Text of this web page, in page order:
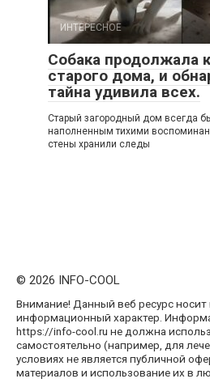
ИНТЕРЕСНОЕ
Собака продолжала
старого дома, и
тайна удивила всех.
Старый загородный дом всегда
наполненным тихими
стены хранили следы
© 2026 INFO-COOL
Внимание! Данный веб ресурс носит
информационный характер.
https://info-cool.ru не должна
самостоятельно (например, для
условиях не является публичной
материалов и использование их в